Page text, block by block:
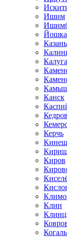
Ишим
Казань
Калуга
Канск
Керчь
Киров
Клин